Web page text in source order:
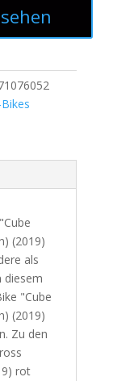
Bikes
(2019)
als
diesem
"Cube
(2019)
Zu den
rot